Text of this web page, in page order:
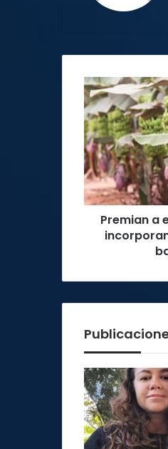
Premian
a
empresas
bananeras
que
incorporan
prácticas
sostenibles
y
bajasPremian a